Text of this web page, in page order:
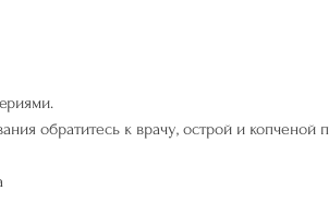
обратитесь к врачу, острой и копченой